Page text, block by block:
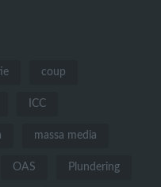
coup
ICC
massa media
OAS Plundering